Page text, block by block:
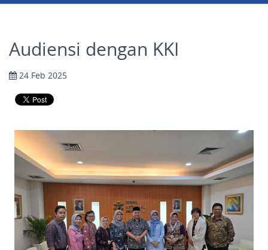
Audiensi dengan KKI
24 Feb 2025